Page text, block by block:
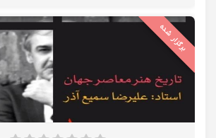
برگزار شده